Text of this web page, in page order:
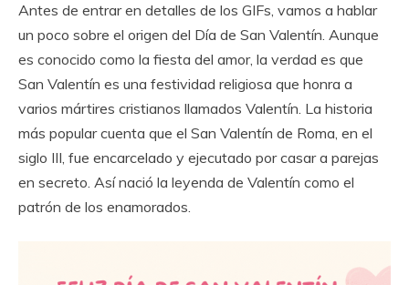
Antes de entrar en detalles de los GIFs, vamos a hablar
un poco sobre el origen del Día de San Valentín. Aunque
es conocido como la fiesta del amor, la verdad es que
San Valentín es una festividad religiosa que honra a
varios mártires cristianos llamados Valentín. La historia
más popular cuenta que el San Valentín de Roma, en el
siglo III, fue encarcelado y ejecutado por casar a parejas
en secreto. Así nació la leyenda de Valentín como el
patrón de los enamorados.